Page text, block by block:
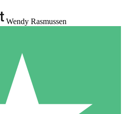
Wendy Rasmussen